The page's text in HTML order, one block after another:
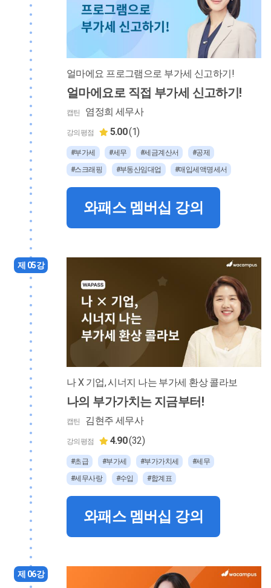
얼마에요 프로그램으로 부가세 신고하기!
얼마에요로 직접 부가세 신고하기!
캡틴 염정희 세무사
강의평점 5.00(1)
#부가세 #세무 #세금계산서
#공제
#스크래핑
#부동산임대업 #매입세액명세서
와패스 멤버십 강의
제 05강
나 X 기업, 시너지 나는 부가세 환상 콜라보
나의 부가가치는 지금부터!
캡틴 김현주 세무사
강의평점 4.90(32)
#초급 #부가세 #부가가치세
#세무
#세무사랑
#수입 #합계표
와패스 멤버십 강의
제 06강